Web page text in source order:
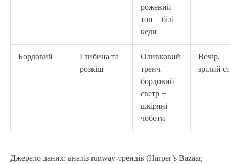
рожевий
топ + білі
кеди
Бордовий
Глибина та
розкіш
Оливковий
тренч +
бордовий
светр +
шкіряні
чоботи
Вечір,
зрілий
Джерело даних: аналіз runway-трендів (Harper’s Bazaar,